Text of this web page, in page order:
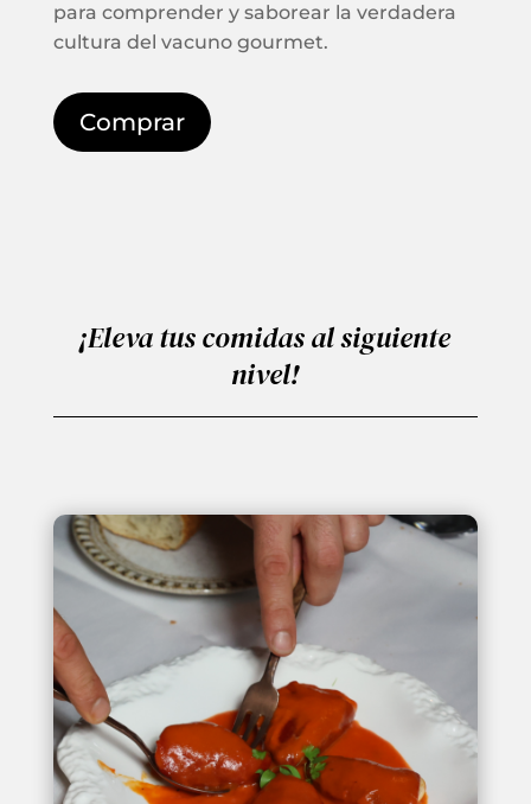
para comprender y saborear la verdadera
cultura del vacuno gourmet.
Comprar
¡Eleva tus comidas al siguiente
nivel!